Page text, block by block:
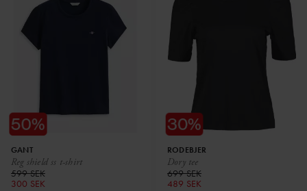
Reg shield ss t-shirt
GANT
599 SEK
300 SEK
Dory tee
RODEBJER
699 SEK
489 SEK